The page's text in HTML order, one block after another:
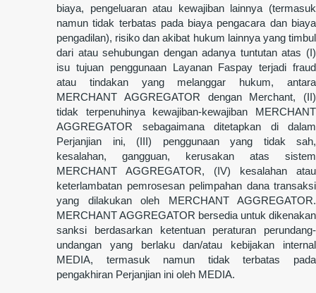
biaya, pengeluaran atau kewajiban lainnya (termasuk
namun tidak terbatas pada biaya pengacara dan biaya
pengadilan), risiko dan akibat hukum lainnya yang timbul
dari atau sehubungan dengan adanya tuntutan atas (I)
isu tujuan penggunaan Layanan Faspay terjadi fraud
atau tindakan yang melanggar hukum, antara
MERCHANT AGGREGATOR dengan Merchant, (II)
tidak terpenuhinya kewajiban-kewajiban MERCHANT
AGGREGATOR sebagaimana ditetapkan di dalam
Perjanjian ini, (III) penggunaan yang tidak sah,
kesalahan, gangguan, kerusakan atas sistem
MERCHANT AGGREGATOR, (IV) kesalahan atau
keterlambatan pemrosesan pelimpahan dana transaksi
yang dilakukan oleh MERCHANT AGGREGATOR.
MERCHANT AGGREGATOR bersedia untuk dikenakan
sanksi berdasarkan ketentuan peraturan perundang-
undangan yang berlaku dan/atau kebijakan internal
MEDIA, termasuk namun tidak terbatas pada
pengakhiran Perjanjian ini oleh MEDIA.